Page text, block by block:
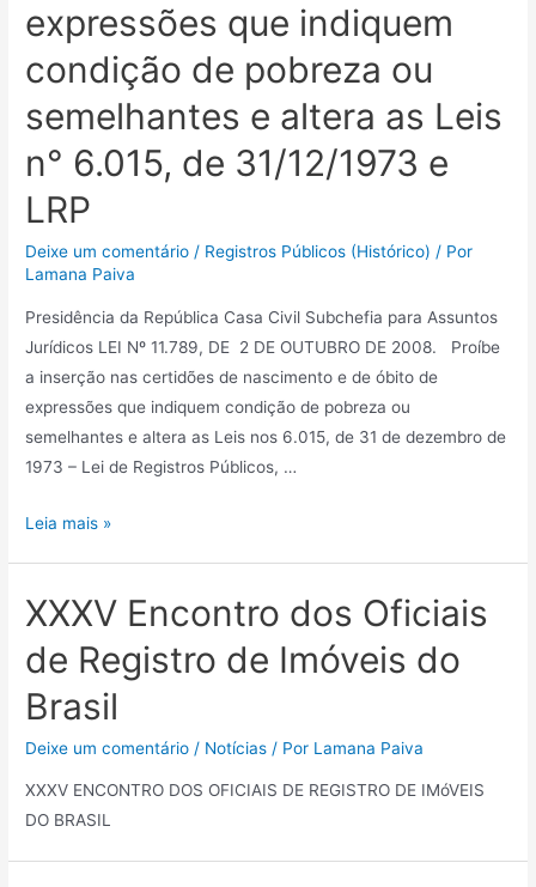
expressões que indiquem
condição de pobreza ou
semelhantes e altera as Leis
n° 6.015, de 31/12/1973 e
LRP
Deixe um comentário / Registros Públicos (Histórico) / Por
Lamana Paiva
Presidência da República Casa Civil Subchefia para Assuntos
Jurídicos LEI Nº 11.789, DE 2 DE OUTUBRO DE 2008. Proíbe
a inserção nas certidões de nascimento e de óbito de
expressões que indiquem condição de pobreza ou
semelhantes e altera as Leis nos 6.015, de 31 de dezembro de
1973 – Lei de Registros Públicos, …
Leia mais »
XXXV Encontro dos Oficiais
de Registro de Imóveis do
Brasil
Deixe um comentário / Notícias / Por Lamana Paiva
XXXV ENCONTRO DOS OFICIAIS DE REGISTRO DE IMóVEIS
DO BRASIL